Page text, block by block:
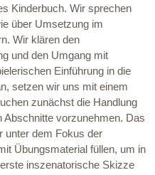
Kinderbuch. Wir sprechen
über Umsetzung im
Wir klären den
und den Umgang mit
Einführung in die
setzen wir uns mit einem
zunächst die Handlung
Abschnitte vorzunehmen. Das
unter dem Fokus der
Übungsmaterial füllen, um in
inszenatorische Skizze